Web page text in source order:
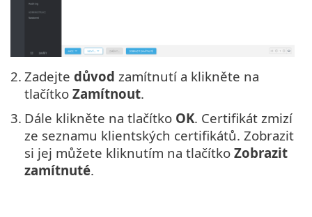
2. Zadejte důvod zamítnutí a klikněte na
tlačítko Zamítnout.
3. Dále klikněte na tlačítko OK. Certifikát zmizí
ze seznamu klientských certifikátů. Zobrazit
si jej můžete kliknutím na tlačítko Zobrazit
zamítnuté.